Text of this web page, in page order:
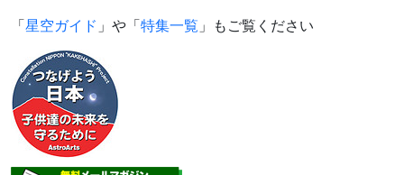
「星空ガイド 」や「特集一覧 」もご覧ください